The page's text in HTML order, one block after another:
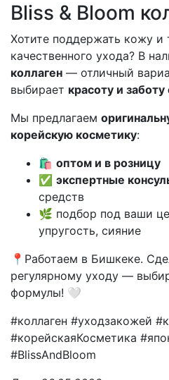
Bliss & Bloom
Хотите поддержать кожу
качественного ухода? В
коллаген — отличный
выбирает красоту и заботу
Мы предлагаем
корейскую косметику:
🛍️ оптом и в розницу
✅ экспертные
средств
🌿 подбор под ваши
упругость, сияние
📍Работаем в Бишкеке.
регулярному уходу —
формулы! 🤍
#коллаген #уходзакожей
#корейскаяКосметика
#BlissAndBloom